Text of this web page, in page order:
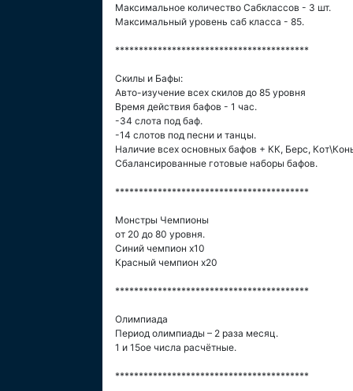
Максимальное количество Сабклассов - 3 шт.
Максимальный уровень саб класса - 85.
*****************************************
Скилы и Бафы:
Авто-изучение всех скилов до 85 уровня
Время действия бафов - 1 час.
-34 слота под баф.
-14 слотов под песни и танцы.
Наличие всех основных бафов + КК, Берс,
Сбалансированные готовые наборы бафов.
*****************************************
Монстры Чемпионы
от 20 до 80 уровня.
Синий чемпион х10
Красный чемпион х20
*****************************************
Олимпиада
Период олимпиады – 2 раза месяц.
1 и 15ое числа расчётные.
*****************************************